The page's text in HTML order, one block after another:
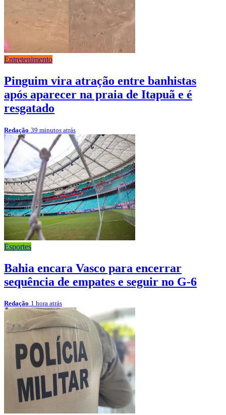
Entretenimento
Pinguim vira atração entre banhistas
após aparecer na praia de Itapuã e é
resgatado
Redação 39 minutos atrás
Esportes
Bahia encara Vasco para encerrar
sequência de empates e seguir no G-6
Redação 1 hora atrás